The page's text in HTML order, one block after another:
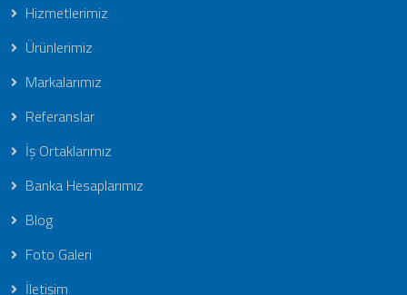
Hizmetlerimiz
Ürünlerimiz
Markalarımız
Referanslar
İş Ortaklarımız
Banka Hesaplarımız
Blog
Foto Galeri
İletişim